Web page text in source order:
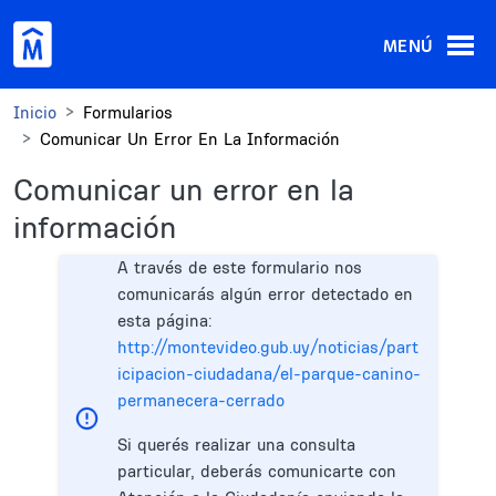
MENÚ
Inicio
Formularios
Comunicar Un Error En La Información
Comunicar un error en la
información
A través de este formulario nos
comunicarás algún error detectado en
esta página:
http://montevideo.gub.uy/noticias/part
icipacion-ciudadana/el-parque-canino-
permanecera-cerrado
Si querés realizar una consulta
particular, deberás comunicarte con